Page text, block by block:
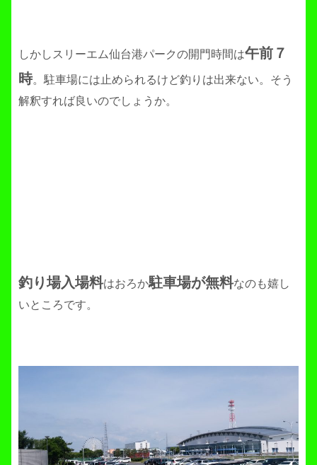
しかしスリーエム仙台港パークの開門時間は午前７
時。駐車場には止められるけど釣りは出来ない。そう
解釈すれば良いのでしょうか。
釣り場入場料はおろか駐車場が無料なのも嬉し
いところです。